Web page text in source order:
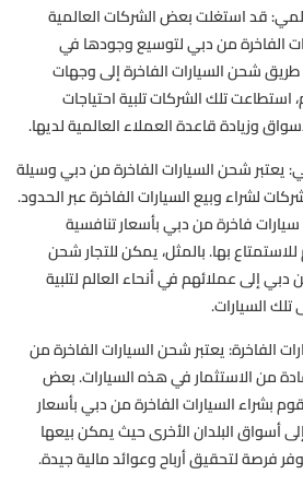
قد استغلت بعض الشركات العالمية
الفاخرة من دبي لتوسيع وجودها في
شحن السيارات الفاخرة إلى وجهات
استطاعت تلك الشركات تلبية احتياجات
وزيادة قاعدة العملاء العالمية لديها.
يعتبر شحن السيارات الفاخرة من دبي وسيلة
لشراء وبيع السيارات الفاخرة عبر الحدود.
فاخرة من دبي بأسعار تنافسية
بها. بالمثل، يمكن للتجار شحن
دبي إلى عملائهم في أنحاء العالم لتلبية
السيارات.
الفاخرة: يعتبر شحن السيارات الفاخرة من
من الاستثمار في هذه السيارات. بعض
بشراء السيارات الفاخرة من دبي بأسعار
أسواق البلدان الأخرى حيث يمكن بيعها
فرصة لتحقيق أرباح وعوائد مالية جيدة.